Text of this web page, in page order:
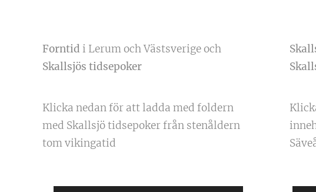
Forntid i Lerum och Västsverige och
Skallsjös tidsepoker
Klicka nedan för att ladda med foldern
med Skallsjö tidsepoker från stenåldern
tom vikingatid